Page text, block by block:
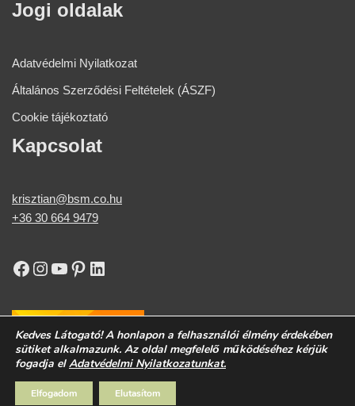
Jogi oldalak​
Adatvédelmi Nyilatkozat
Általános Szerződési Feltételek (ÁSZF)
Cookie tájékoztató
Kapcsolat
krisztian@bsm.co.hu
+36 30 664 9479​
Neve| Powered by
Kedves Látogató! A honlapon a felhasználói élmény érdekében
sütiket alkalmazunk. Az oldal megfelelő működéséhez kérjük
fogadja elAdatvédelmi Nyilatkozatunkat.
Elfogadom Elutasítom